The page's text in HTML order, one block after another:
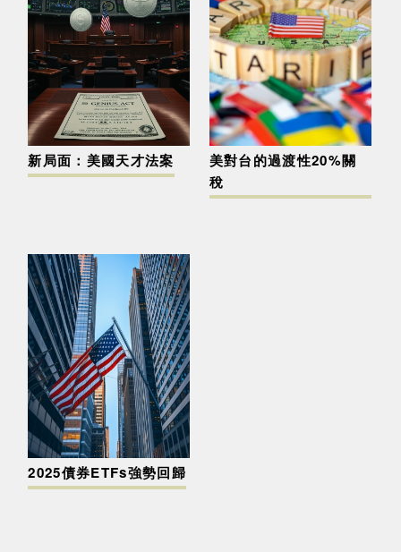
新局面：美國天才法案
美對台的過渡性20%關
稅
2025債券ETFs強勢回歸